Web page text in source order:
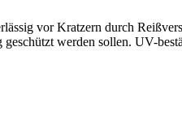
vor Kratzern durch
werden sollen. UV-